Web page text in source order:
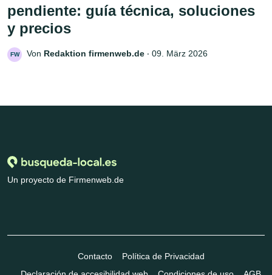
pendiente: guía técnica, soluciones
y precios
FW Von Redaktion firmenweb.de ‧ 09. März 2026
Un proyecto de Firmenweb.de
Contacto
Política de Privacidad